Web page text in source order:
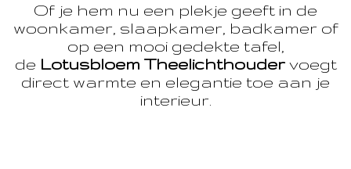
Of je hem nu een plekje geeft in de
woonkamer, slaapkamer, badkamer of
op een mooi gedekte tafel,
de Lotusbloem Theelichthoudervoegt
direct warmte en elegantie toe aan je
interieur.